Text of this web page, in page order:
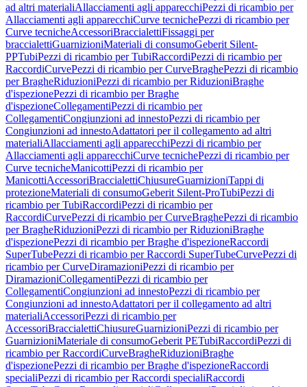
ad altri materialiAllacciamenti agli apparecchiPezzi di ricambio per
Allacciamenti agli apparecchiCurve tecnichePezzi di ricambio per
Curve tecnicheAccessoriBraccialettiFissaggi per
braccialettiGuarnizioniMateriali di consumoGeberit Silent-
PPTubiPezzi di ricambio per TubiRaccordiPezzi di ricambio per
RaccordiCurvePezzi di ricambio per CurveBraghePezzi di ricambio
per BragheRiduzioniPezzi di ricambio per RiduzioniBraghe
d'ispezionePezzi di ricambio per Braghe
d'ispezioneCollegamentiPezzi di ricambio per
CollegamentiCongiunzioni ad innestoPezzi di ricambio per
Congiunzioni ad innestoAdattatori per il collegamento ad altri
materialiAllacciamenti agli apparecchiPezzi di ricambio per
Allacciamenti agli apparecchiCurve tecnichePezzi di ricambio per
Curve tecnicheManicottiPezzi di ricambio per
ManicottiAccessoriBraccialettiChiusureGuarnizioniTappi di
protezioneMateriali di consumoGeberit Silent-ProTubiPezzi di
ricambio per TubiRaccordiPezzi di ricambio per
RaccordiCurvePezzi di ricambio per CurveBraghePezzi di ricambio
per BragheRiduzioniPezzi di ricambio per RiduzioniBraghe
d'ispezionePezzi di ricambio per Braghe d'ispezioneRaccordi
SuperTubePezzi di ricambio per Raccordi SuperTubeCurvePezzi di
ricambio per CurveDiramazioniPezzi di ricambio per
DiramazioniCollegamentiPezzi di ricambio per
CollegamentiCongiunzioni ad innestoPezzi di ricambio per
Congiunzioni ad innestoAdattatori per il collegamento ad altri
materialiAccessoriPezzi di ricambio per
AccessoriBraccialettiChiusureGuarnizioniPezzi di ricambio per
GuarnizioniMateriale di consumoGeberit PETubiRaccordiPezzi di
ricambio per RaccordiCurveBragheRiduzioniBraghe
d'ispezionePezzi di ricambio per Braghe d'ispezioneRaccordi
specialiPezzi di ricambio per Raccordi specialiRaccordi